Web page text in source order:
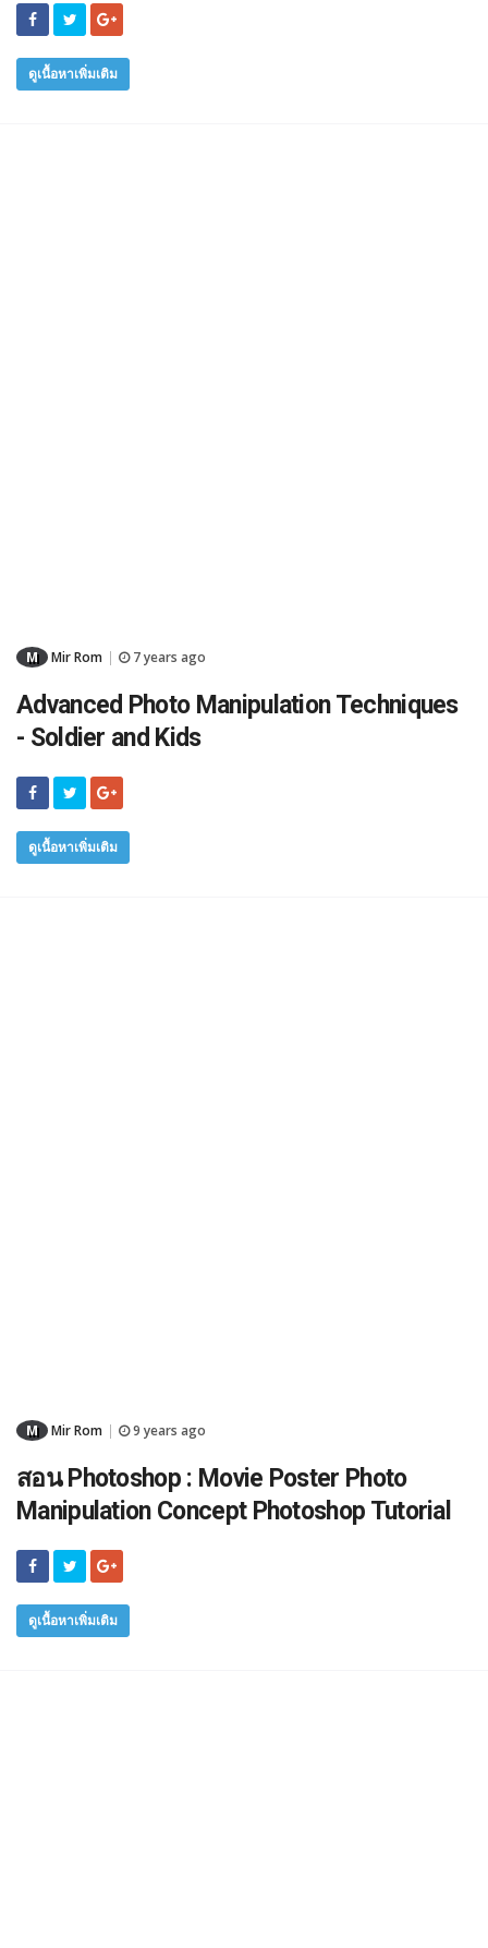
ดูเนื้อหาเพิ่มเติม
M Mir Rom 7 years ago
Advanced Photo Manipulation Techniques
- Soldier and Kids
ดูเนื้อหาเพิ่มเติม
M Mir Rom 9 years ago
สอน Photoshop : Movie Poster Photo
Manipulation Concept Photoshop Tutorial
ดูเนื้อหาเพิ่มเติม